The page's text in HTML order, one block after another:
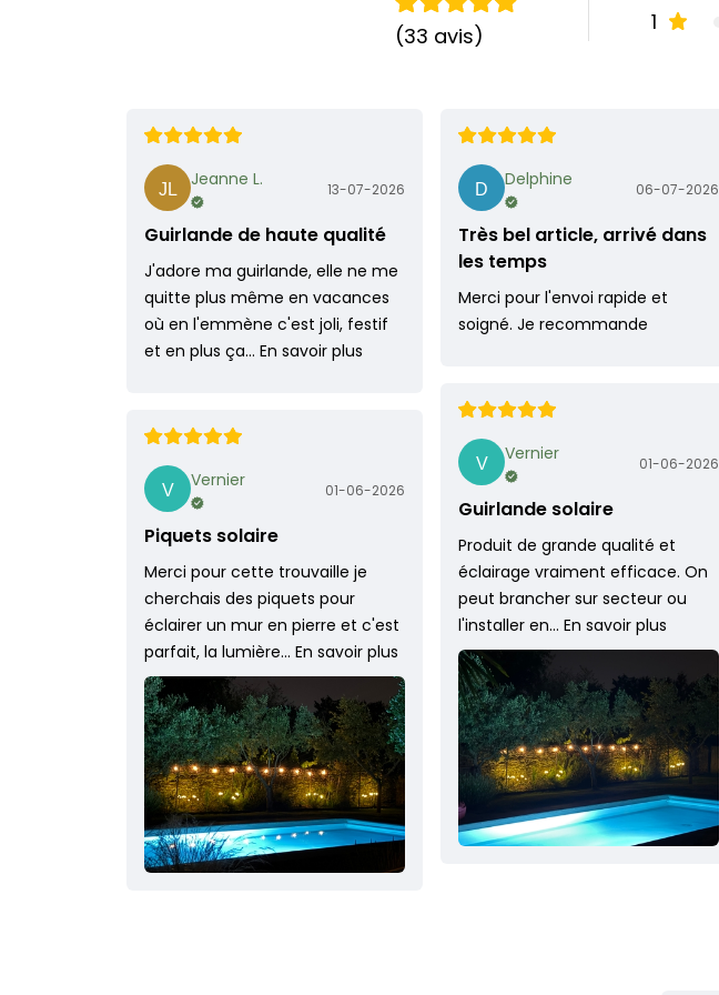
(33 avis)
1
Jeanne L. 13-07-2026
Guirlande de haute qualité
J'adore ma guirlande, elle ne me
quitte plus même en vacances
où en l'emmène c'est joli, festif
et en plus ça… En savoir plus
Delphine 06-07-2026
Très bel article, arrivé dans
les temps
Merci pour l'envoi rapide et
soigné. Je recommande
Vernier 01-06-2026
Guirlande solaire
Produit de grande qualité et
éclairage vraiment efficace. On
peut brancher sur secteur ou
l'installer en… En savoir plus
Vernier 01-06-2026
Piquets solaire
Merci pour cette trouvaille je
cherchais des piquets pour
éclairer un mur en pierre et c'est
parfait, la lumière… En savoir plus